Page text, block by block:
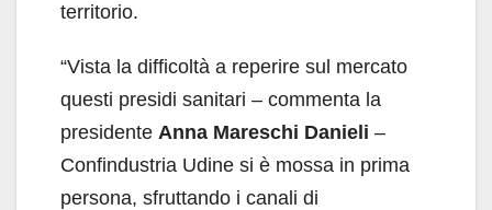
territorio.
“Vista la difficoltà a reperire sul mercato
questi presidi sanitari – commenta la
presidente Anna Mareschi Danieli –
Confindustria Udine si è mossa in prima
persona, sfruttando i canali di